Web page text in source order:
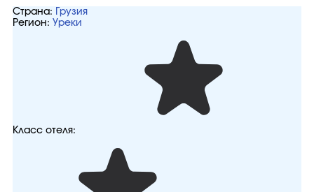
Страна:
Грузия
Регион: Уреки
Класс отеля: